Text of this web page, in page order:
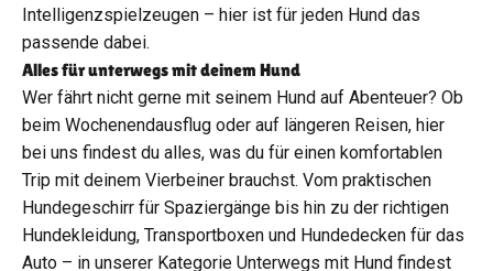
Intelligenzspielzeugen – hier ist für jeden Hund das
passende dabei.
Alles für unterwegs mit deinem Hund
Wer fährt nicht gerne mit seinem Hund auf Abenteuer? Ob
beim Wochenendausflug oder auf längeren Reisen, hier
bei uns findest du alles, was du für einen komfortablen
Trip mit deinem Vierbeiner brauchst. Vom praktischen
Hundegeschirr für Spaziergänge bis hin zu der richtigen
Hundekleidung, Transportboxen und Hundedecken für das
Auto – in unserer Kategorie Unterwegs mit Hund findest